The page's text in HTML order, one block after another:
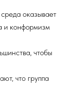
оказывает
и конформизм
чтобы
что группа